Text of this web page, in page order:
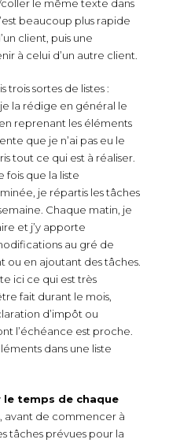
le même texte dans
beaucoup plus rapide
client, puis une
à celui d’un autre client.
trois sortes de listes :
la rédige en général le
reprenant les éléments
que je n’ai pas eu le
tout ce qui est à réaliser.
fois que la liste
je répartis les tâches
Chaque matin, je
et j’y apporte
au gré de
ou en ajoutant des tâches.
ici ce qui est très
fait durant le mois,
d’impôt ou
l’échéance est proche.
dans une liste
temps de chaque
avant de commencer à
tâches prévues pour la